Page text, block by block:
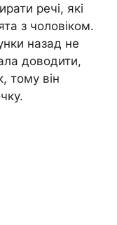
речі, які
з чоловіком.
назад не
доводити,
тому він